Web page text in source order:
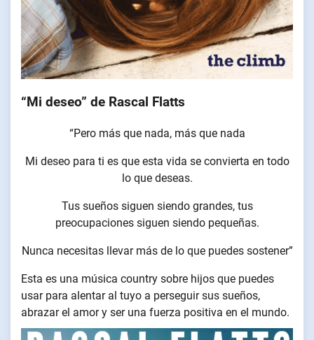
“Mi deseo” de Rascal Flatts
“Pero más que nada, más que nada
Mi deseo para ti es que esta vida se convierta en todo
lo que deseas.
Tus sueños siguen siendo grandes, tus
preocupaciones siguen siendo pequeñas.
Nunca necesitas llevar más de lo que puedes sostener”
Esta es una música country sobre hijos que puedes
usar para alentar al tuyo a perseguir sus sueños,
abrazar el amor y ser una fuerza positiva en el mundo.